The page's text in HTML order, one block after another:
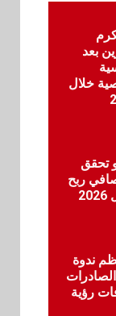
عن
بعد
خلال
تحقق
صافي ربح
ندوة
رؤية